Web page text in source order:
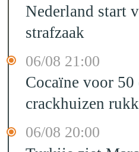
Nederland start
strafzaak
06/08 21:00
Cocaïne voor 50
crackhuizen
06/08 20:00